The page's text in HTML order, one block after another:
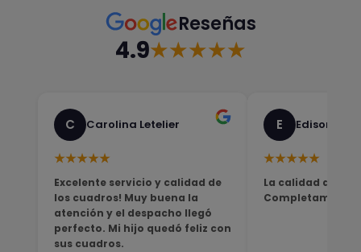
Reseñas
4.9★★★★★
C Carolina Letelier
★★★★★
Excelente servicio y calidad de
los cuadros! Muy buena la
atención y el despacho llegó
perfecto. Mi hijo quedó feliz con
sus cuadros.
E Edison
★★★★★
La calidad del
Completamente